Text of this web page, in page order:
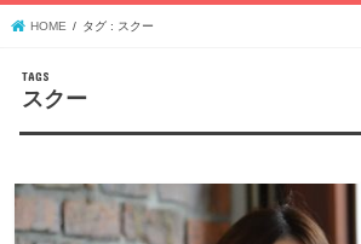
HOME タグ : スクー
スクー